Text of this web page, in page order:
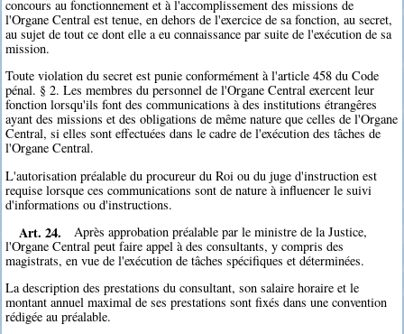
concours au fonctionnement et à l'accomplissement des missions de
l'Organe Central est tenue, en dehors de l'exercice de sa fonction, au secret,
au sujet de tout ce dont elle a eu connaissance par suite de l'exécution de sa
mission.
Toute violation du secret est punie conformément à l'article 458 du Code
pénal. § 2. Les membres du personnel de l'Organe Central exercent leur
fonction lorsqu'ils font des communications à des institutions étrangêres
ayant des missions et des obligations de même nature que celles de l'Organe
Central, si elles sont effectuées dans le cadre de l'exécution des tâches de
l'Organe Central.
L'autorisation préalable du procureur du Roi ou du juge d'instruction est
requise lorsque ces communications sont de nature à influencer le suivi
d'informations ou d'instructions.
Art. 24.
Après approbation préalable par le ministre de la Justice,
l'Organe Central peut faire appel à des consultants, y compris des
magistrats, en vue de l'exécution de tâches spécifiques et déterminées.
La description des prestations du consultant, son salaire horaire et le
montant annuel maximal de ses prestations sont fixés dans une convention
rédigée au préalable.